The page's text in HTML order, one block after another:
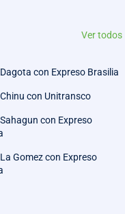
Ver todos
con Expreso Brasilia
con Unitransco
con Expreso
Gomez con Expreso